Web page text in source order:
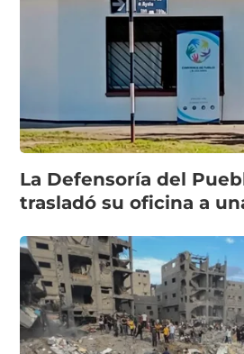
La Defensoría del
trasladó su oficina a